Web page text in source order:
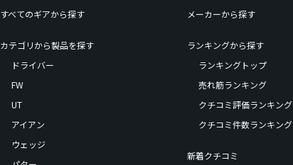
すべてのギアから探す
カテゴリから製品を探す
ドライバー
FW
UT
アイアン
ウェッジ
メーカーから探す
ランキングから探す
ランキングトップ
売れ筋ランキング
クチコミ評価ランキング
クチコミ件数ランキング
新着クチコミ